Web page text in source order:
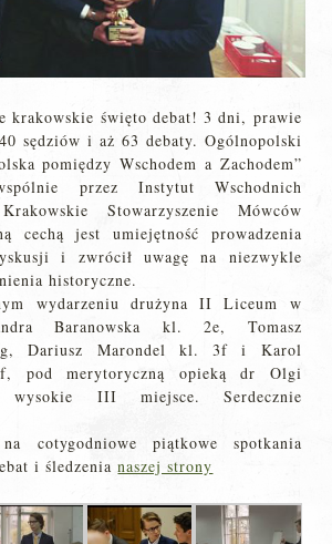
krakowskie święto debat! 3 dni, prawie
sędziów i aż 63 debaty. Ogólnopolski
pomiędzy Wschodem a Zachodem”
przez Instytut Wschodnich
Stowarzyszenie Mówców
cechą jest umiejętność prowadzenia
i zwrócił uwagę na niezwykle
historyczne.
wydarzeniu drużyna II Liceum w
Baranowska kl. 2e, Tomasz
Dariusz Marondel kl. 3f i Karol
pod merytoryczną opieką dr Olgi
wysokie III miejsce. Serdecznie
cotygodniowe piątkowe spotkania
i śledzenianaszej strony